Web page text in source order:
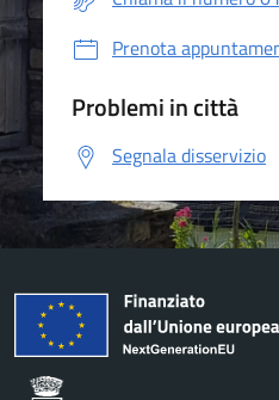
Prenota
Problemi in città
Segnala disservizio